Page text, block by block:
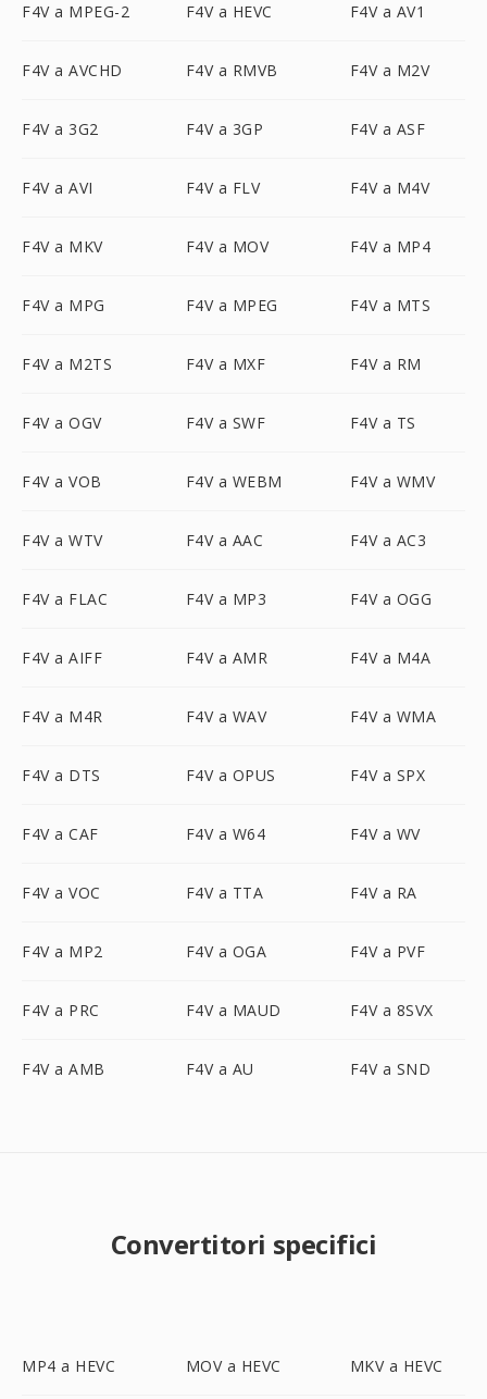
F4V a MPEG-2 F4V a HEVC F4V a AV1
F4V a AVCHD F4V a RMVB F4V a M2V
F4V a 3G2 F4V a 3GP F4V a ASF
F4V a AVI F4V a FLV F4V a M4V
F4V a MKV F4V a MOV F4V a MP4
F4V a MPG F4V a MPEG F4V a MTS
F4V a M2TS F4V a MXF F4V a RM
F4V a OGV F4V a SWF F4V a TS
F4V a VOB F4V a WEBM F4V a WMV
F4V a WTV F4V a AAC F4V a AC3
F4V a FLAC F4V a MP3 F4V a OGG
F4V a AIFF F4V a AMR F4V a M4A
F4V a M4R F4V a WAV F4V a WMA
F4V a DTS F4V a OPUS F4V a SPX
F4V a CAF F4V a W64 F4V a WV
F4V a VOC F4V a TTA F4V a RA
F4V a MP2 F4V a OGA F4V a PVF
F4V a PRC F4V a MAUD F4V a 8SVX
F4V a AMB F4V a AU F4V a SND
Convertitori specifici
MP4 a HEVC MOV a HEVC MKV a HEVC